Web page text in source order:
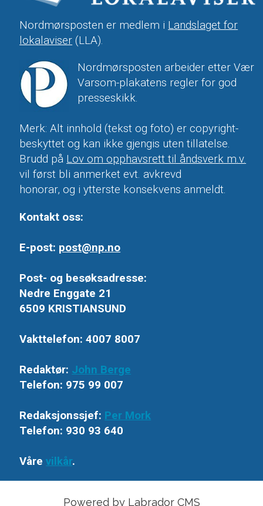
Nordmørsposten er medlem i Landslaget for
lokalaviser (LLA).
Nordmørsposten arbeider etter Vær
Varsom-plakatens regler for god
presseskikk.
Merk: Alt innhold (tekst og foto) er copyright-
beskyttet og kan ikke gjengis uten tillatelse.
Brudd på Lov om opphavsrett til åndsverk m.v.
vil først bli anmerket evt. avkrevd
honorar, og i ytterste konsekvens anmeldt.
Kontakt oss:
E-post: post@np.no
Post- og besøksadresse:
Nedre Enggate 21
6509 KRISTIANSUND
Vakttelefon: 4007 8007
Redaktør: John Berge
Telefon: 975 99 007
Redaksjonssjef: Per Mork
Telefon: 930 93 640
Vårevilkår.
Powered by Labrador CMS